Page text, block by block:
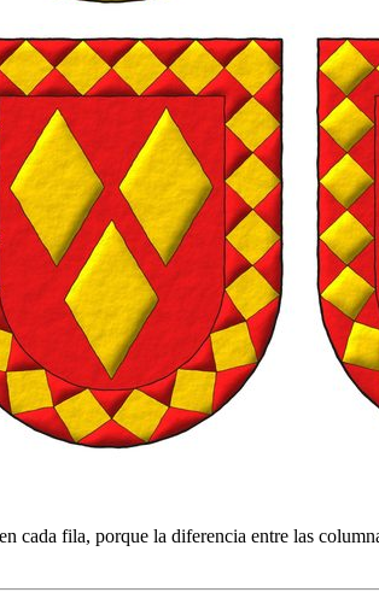
cada fila, porque la diferencia entre las